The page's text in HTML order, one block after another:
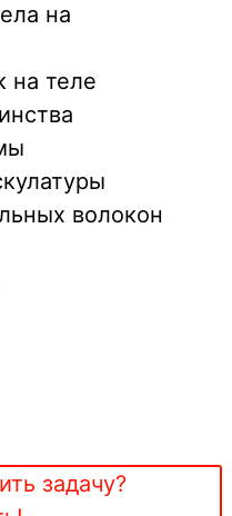
на
на теле
волокон
задачу?